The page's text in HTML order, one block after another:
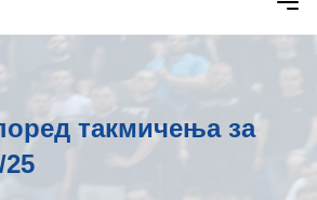
такмичења за
25